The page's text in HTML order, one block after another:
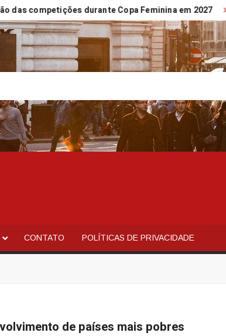
durante Copa Feminina em 2027
CONTATO POLÍTICAS DE PRIVACIDADE
de países mais pobres